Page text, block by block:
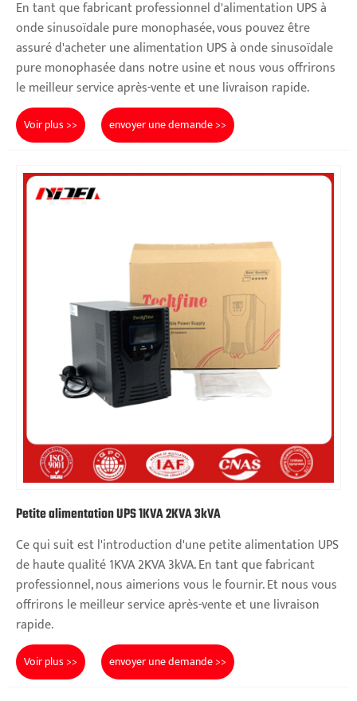
En tant que fabricant professionnel d'alimentation UPS à
onde sinusoïdale pure monophasée, vous pouvez être
assuré d'acheter une alimentation UPS à onde sinusoïdale
pure monophasée dans notre usine et nous vous offrirons
le meilleur service après-vente et une livraison rapide.
Voir plus >> envoyer une demande >>
Petite alimentation UPS 1KVA 2KVA 3kVA
Ce qui suit est l'introduction d'une petite alimentation UPS
de haute qualité 1KVA 2KVA 3kVA. En tant que fabricant
professionnel, nous aimerions vous le fournir. Et nous vous
offrirons le meilleur service après-vente et une livraison
rapide.
Voir plus >> envoyer une demande >>